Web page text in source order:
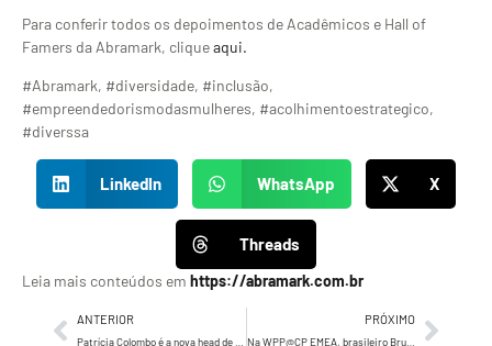
Para conferir todos os depoimentos de Acadêmicos e Hall of
Famers da Abramark, cliqueaqui.
#Abramark, #diversidade, #inclusão,
#empreendedorismodasmulheres, #acolhimentoestrategico,
#diverssa
LinkedIn WhatsApp X
Threads
Leia mais conteúdos em https://abramark.com.br
ANTERIOR PRÓXIMO
Na WPP@CP EMEA, brasileiro Bruno Toporovschi vai gerir a comunicação digital da Colgate-Palmolive para 46 países